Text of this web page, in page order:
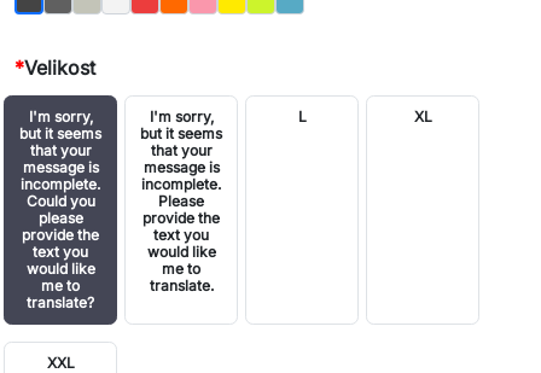
*Velikost
I'm sorry,
but it seems
that your
message is
incomplete.
Could you
please
provide the
text you
would like
me to
translate?
I'm sorry,
but it seems
that your
message is
incomplete.
Please
provide the
text you
would like
me to
translate.
L XL
XXL